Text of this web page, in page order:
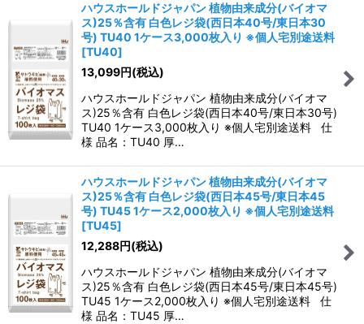
ハウスホールドジャパン 植物由来成分(バイオマ
ス)25％含有 白色レジ袋(西日本40号/東日本30
号) TU40 1ケース3,000枚入り ※個人宅別途送料
[TU40]
13,099円(税込)
ハウスホールドジャパン 植物由来成分(バイオマ
ス)25％含有 白色レジ袋(西日本40号/東日本30号)
TU40 1ケース3,000枚入り ※個人宅別途送料 仕
様 品名：TU40 厚…
ハウスホールドジャパン 植物由来成分(バイオマ
ス)25％含有 白色レジ袋(西日本45号/東日本45
号) TU45 1ケース2,000枚入り ※個人宅別途送料
[TU45]
12,288円(税込)
ハウスホールドジャパン 植物由来成分(バイオマ
ス)25％含有 白色レジ袋(西日本45号/東日本45号)
TU45 1ケース2,000枚入り ※個人宅別途送料 仕
様 品名：TU45 厚…